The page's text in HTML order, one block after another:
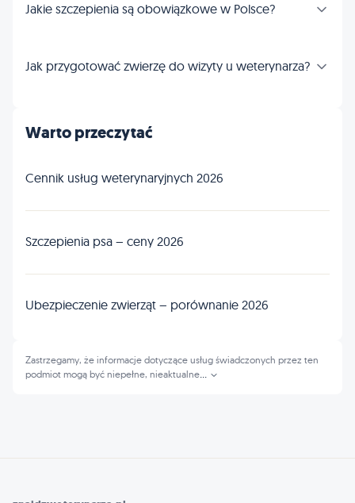
Jakie szczepienia są obowiązkowe w Polsce?
Jak przygotować zwierzę do wizyty u weterynarza?
Warto przeczytać
Cennik usług weterynaryjnych 2026
Szczepienia psa – ceny 2026
Ubezpieczenie zwierząt – porównanie 2026
Zastrzegamy, że informacje dotyczące usług świadczonych przez ten
podmiot mogą być niepełne, nieaktualne